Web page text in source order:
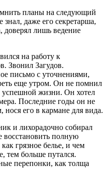
планы на следующий
даже его секретарша,
доверял лишь ведение
на работу к
Звонил Загудов.
письмо с уточнениями,
еще утром. Он не помнил
успешной жизни. Он хотел
Последние годы он не
нося его в кармане для вида.
и лихорадочно собирал
полную
грязное белье, и чем
тем больше путался.
перепонки, как толща